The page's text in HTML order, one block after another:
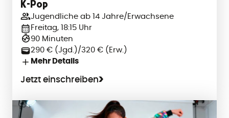
K-Pop
Jugendliche ab 14 Jahre/Erwachsene
Freitag, 18:15 Uhr
90 Minuten
290 € (Jgd.)/320 € (Erw.)
Mehr Details
Jetzt einschreiben